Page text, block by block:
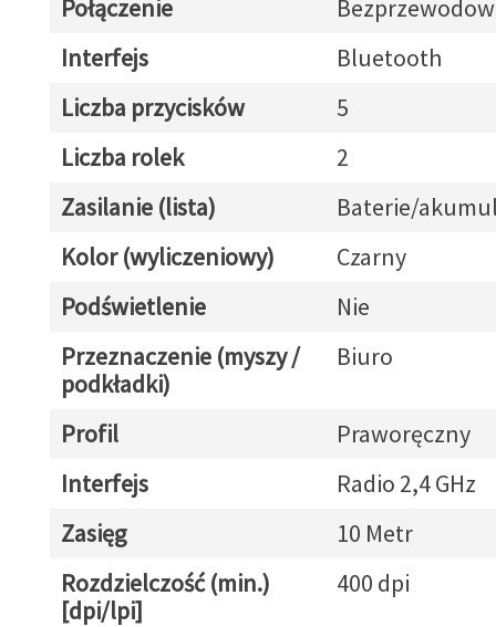
Połączenie
Interfejs
Bluetooth
Liczba przycisków
5
Liczba rolek
2
Zasilanie (lista)
Baterie/
Kolor (wyliczeniowy)
Czarny
Podświetlenie
Nie
Przeznaczenie (myszy /
podkładki)
Biuro
Profil
Praworęczny
Interfejs
Radio 2,4 GHz
Zasięg
10 Metr
Rozdzielczość (min.)
[dpi/lpi]
400 dpi